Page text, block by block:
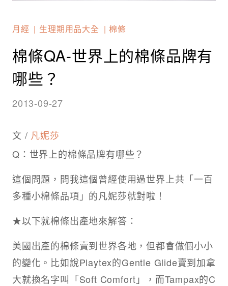
月經 生理期用品大全 棉條
棉條QA-世界上的棉條品牌有
哪些？
2013-09-27
文 / 凡妮莎
Q：世界上的棉條品牌有哪些？
這個問題，問我這個曾經使用過世界上共「一百
多種小棉條品項」的凡妮莎就對啦！
★以下就棉條出產地來解答：
美國出產的棉條賣到世界各地，但都會做個小小
的變化。比如說Playtex的Gentle Glide賣到加拿
大就換名字叫「Soft Comfort」，而Tampax的C